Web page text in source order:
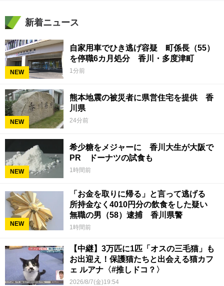
新着ニュース
NEW
自家用車でひき逃げ容疑 町係長（55）
を停職6カ月処分 香川・多度津町
1分前
NEW
熊本地震の被災者に県営住宅を提供 香
川県
24分前
NEW
希少糖をメジャーに 香川大生が大阪で
PR ドーナツの試食も
1時間前
NEW
「お金を取りに帰る」と言って逃げる
所持金なく4010円分の飲食をした疑い
無職の男（58）逮捕 香川県警
1時間前
【中継】3万匹に1匹「オスの三毛猫」も
お出迎え！保護猫たちと出会える猫カフ
ェ ルアナ〈#推しドコ？〉
2026/8/7(金)19:54